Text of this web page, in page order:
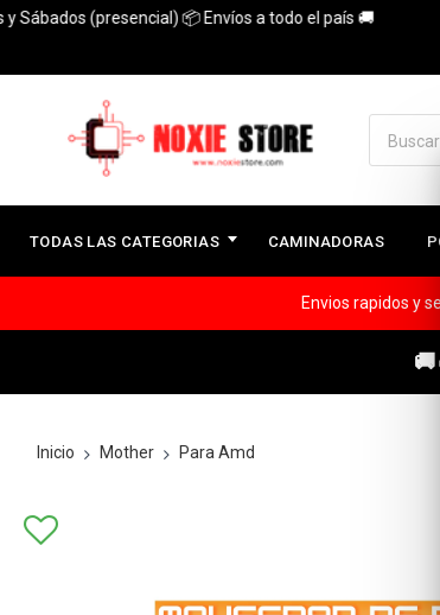
(presencial) 📦 Envíos a todo el país 🚚
TODAS LAS CATEGORIAS CAMINADORAS
Envios rapidos y
Inicio Mother Para Amd